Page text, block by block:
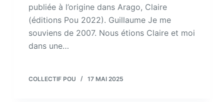
publiée à l’origine dans Arago, Claire
(éditions Pou 2022). Guillaume Je me
souviens de 2007. Nous étions Claire et moi
dans une…
COLLECTIF POU 17 MAI 2025